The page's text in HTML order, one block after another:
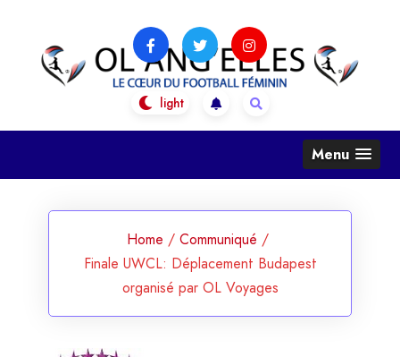
content
OL Ang'Elles
Le coeur du football féminin
Menu
Home / Communiqué /
Finale UWCL: Déplacement Budapest
organisé par OL Voyages